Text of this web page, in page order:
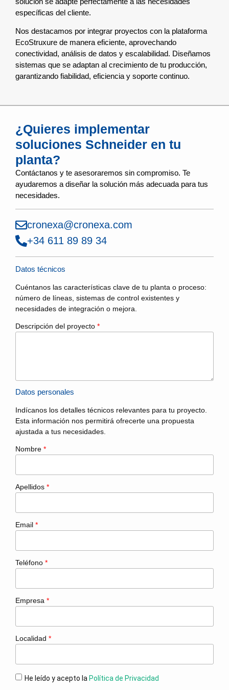
específicas del cliente.
Nos destacamos por integrar proyectos con la plataforma
EcoStruxure de manera eficiente, aprovechando
conectividad, análisis de datos y escalabilidad. Diseñamos
sistemas que se adaptan al crecimiento de tu producción,
garantizando fiabilidad, eficiencia y soporte continuo.
¿Quieres implementar
soluciones Schneider en tu
planta?
Contáctanos y te asesoraremos sin compromiso. Te
ayudaremos a diseñar la solución más adecuada para tus
necesidades.
cronexa@cronexa.com
+34 611 89 89 34
Datos técnicos
Cuéntanos las características clave de tu planta o proceso:
número de líneas, sistemas de control existentes y
necesidades de integración o mejora.
Descripción del proyecto *
Datos personales
Indícanos los detalles técnicos relevantes para tu proyecto.
Esta información nos permitirá ofrecerte una propuesta
ajustada a tus necesidades.
Nombre *
Apellidos *
Email *
Teléfono *
Empresa *
Localidad *
He leído y acepto la Política de Privacidad